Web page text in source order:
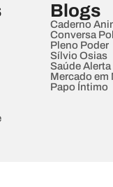
Blogs
Caderno
Conversa
Pleno Poder
Sílvio Osias
Saúde Alerta
Mercado em
Papo Íntimo